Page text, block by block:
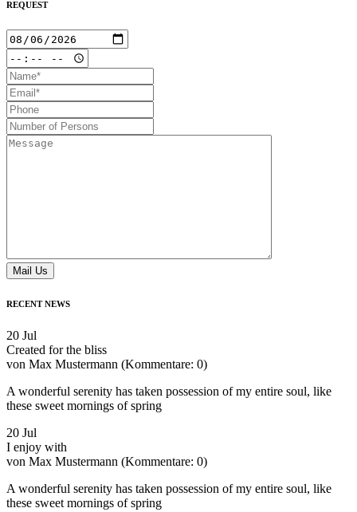
REQUEST
Mail Us
RECENT NEWS
20 Jul
Created for the bliss
von Max Mustermann (Kommentare: 0)
A wonderful serenity has taken possession of my entire soul, like
these sweet mornings of spring
20 Jul
I enjoy with
von Max Mustermann (Kommentare: 0)
A wonderful serenity has taken possession of my entire soul, like
these sweet mornings of spring